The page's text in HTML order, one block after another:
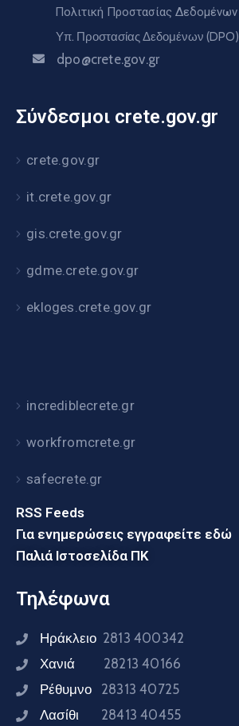
Πολιτική Προστασίας Δεδομένων
Υπ. Προστασίας Δεδομένων (DPO)
dpo@crete.gov.gr
Σύνδεσμοι crete.gov.gr
crete.gov.gr
it.crete.gov.gr
gis.crete.gov.gr
gdme.crete.gov.gr
ekloges.crete.gov.gr
incrediblecrete.gr
workfromcrete.gr
safecrete.gr
RSS Feeds
Για ενημερώσεις εγγραφείτε εδώ
Παλιά Ιστοσελίδα ΠΚ
Τηλέφωνα
Ηράκλειο 2813 400342
Χανιά 28213 40166
Ρέθυμνο 28313 40725
Λασίθι 28413 40455